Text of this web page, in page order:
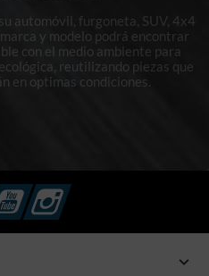
automóvil, furgoneta, SUV, 4x4
y modelo podrá encontrar
con el medio ambiente para
reutilizando piezas que
en optimas condiciones.
YouTubeInstagram
